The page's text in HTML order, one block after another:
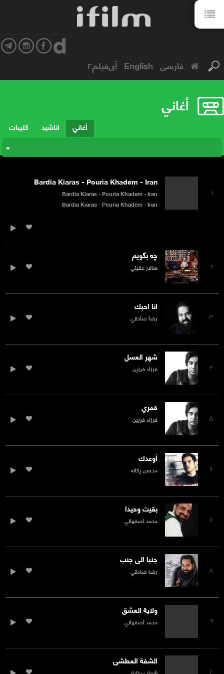
فارسی English آی‌فیلم۲
أغاني
كليبات اناشيد أغاني
۱
Bardia Kiaras - Pouria Khadem - Iran
Bardia Kiaras - Pouria Khadem - Iran
Bardia Kiaras - Pouria Khadem - Iran
۲
چه بگویم
سالار عقيلي
۳
انا احبك
رضا صادقي
۴
شهر العسل
فرزاد فرزين
۵
قمري
فرزاد فرزين
۶
أوعدك
محسن يكانه
۷
بقيت وحيدا
محمد اصفهاني
۸
جنبا الى جنب
رضا صادقي
۹
ولاية العشق
محمد اصفهاني
الشفة العطشى